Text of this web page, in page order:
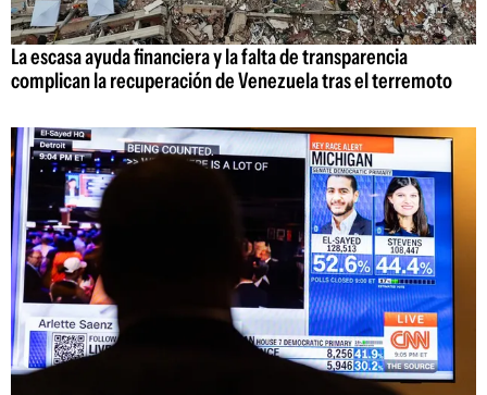
La escasa ayuda financiera y la falta de transparencia
complican la recuperación de Venezuela tras el terremoto